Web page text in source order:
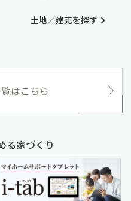
土地／建売を探す
はこちら
る家づくり